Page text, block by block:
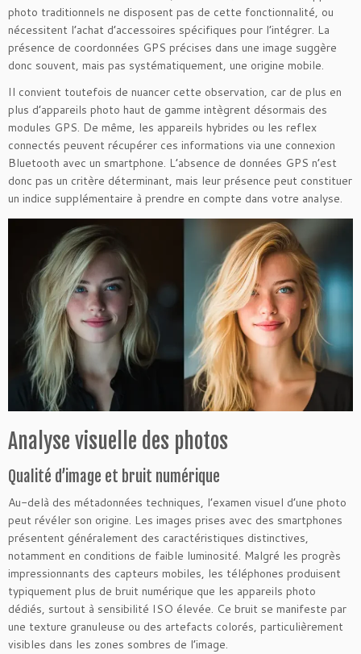
photo traditionnels ne disposent pas de cette fonctionnalité, ou
nécessitent l’achat d’accessoires spécifiques pour l’intégrer. La
présence de coordonnées GPS précises dans une image suggère
donc souvent, mais pas systématiquement, une origine mobile.
Il convient toutefois de nuancer cette observation, car de plus en
plus d’appareils photo haut de gamme intègrent désormais des
modules GPS. De même, les appareils hybrides ou les reflex
connectés peuvent récupérer ces informations via une connexion
Bluetooth avec un smartphone. L’absence de données GPS n’est
donc pas un critère déterminant, mais leur présence peut constituer
un indice supplémentaire à prendre en compte dans votre analyse.
Analyse visuelle des photos
Qualité d’image et bruit numérique
Au-delà des métadonnées techniques, l’examen visuel d’une photo
peut révéler son origine. Les images prises avec des smartphones
présentent généralement des caractéristiques distinctives,
notamment en conditions de faible luminosité. Malgré les progrès
impressionnants des capteurs mobiles, les téléphones produisent
typiquement plus de bruit numérique que les appareils photo
dédiés, surtout à sensibilité ISO élevée. Ce bruit se manifeste par
une texture granuleuse ou des artefacts colorés, particulièrement
visibles dans les zones sombres de l’image.